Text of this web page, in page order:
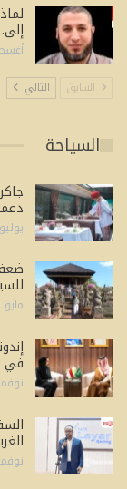
أغسطس
السابق التالي
السياحة
يوليو 24, 2026
مايو 25, 2026
في
نوفمبر 10,
نوفمبر 4,